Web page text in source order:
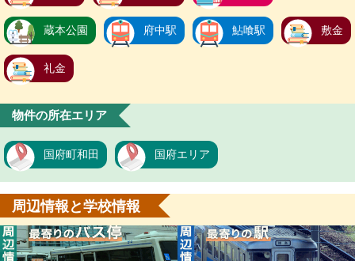
蔵本公園 府中駅 鮎喰駅 敷金
礼金
物件の所在エリア
国府町和田 国府エリア
周辺情報と学校情報